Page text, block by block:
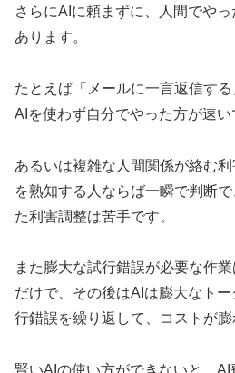
さらにAIに頼まずに、人間でや
あります。
たとえば「メールに一言返信する
AIを使わず自分でやった方が速い
あるいは複雑な人間関係が絡む
を熟知する人ならば一瞬で判断
た利害調整は苦手です。
また膨大な試行錯誤が必要な作
だけで、その後はAIは膨大なト
行錯誤を繰り返して、コストが膨
賢いAIの使い方ができないと、